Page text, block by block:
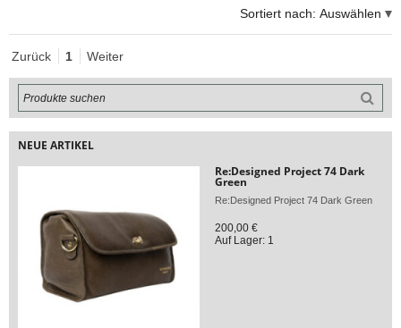
Sortiert nach: Auswählen
Zurück 1 Weiter
NEUE ARTIKEL
Re:Designed Project 74 Dark
Green
Re:Designed Project 74 Dark Green
200,00 €
Auf Lager: 1